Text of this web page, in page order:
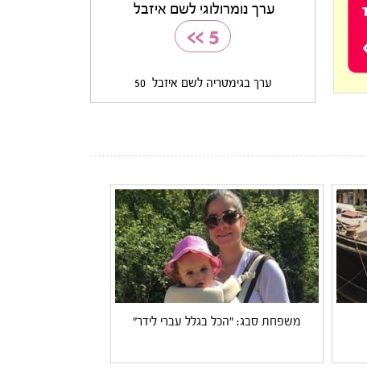
ערך נומרולוגי לשם איזבל
5
>>
ערך בגימטריה לשם איזבל 50
משפחת סבג: "הכל בגלל עברי לידר"